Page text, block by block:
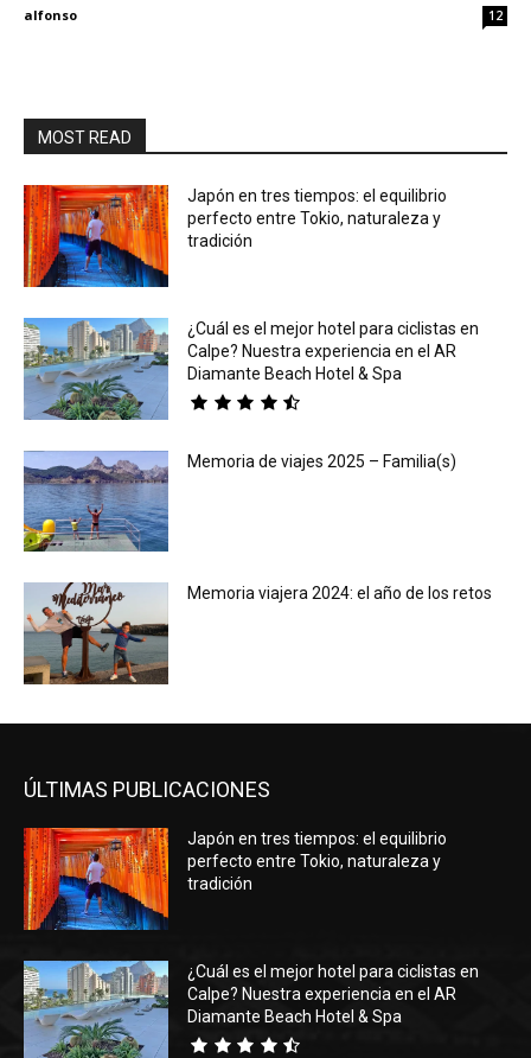
alfonso 12
MOST READ
Japón en tres tiempos: el equilibrio
perfecto entre Tokio, naturaleza y
tradición
¿Cuál es el mejor hotel para ciclistas en
Calpe? Nuestra experiencia en el AR
Diamante Beach Hotel & Spa
Memoria de viajes 2025 – Familia(s)
Memoria viajera 2024: el año de los retos
ÚLTIMAS PUBLICACIONES
Japón en tres tiempos: el equilibrio
perfecto entre Tokio, naturaleza y
tradición
¿Cuál es el mejor hotel para ciclistas en
Calpe? Nuestra experiencia en el AR
Diamante Beach Hotel & Spa